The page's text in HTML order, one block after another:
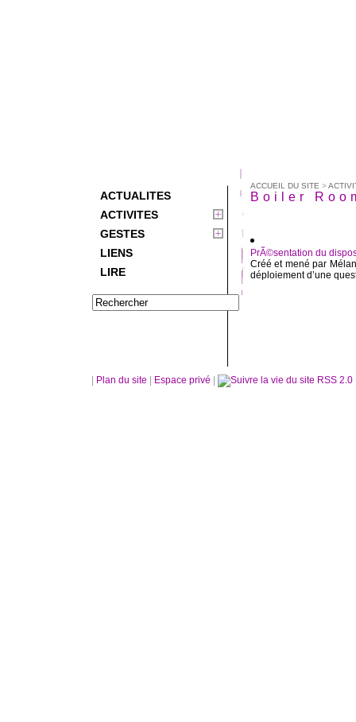
ACTUALITES
ACTIVITES
GESTES
LIENS
LIRE
ACCUEIL DU SITE >
Boiler
PrÃ©sentation du
Créé et mené par
déploiement d’une
Plan du site Espace privé RSS 2.0